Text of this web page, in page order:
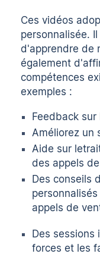
Ces vidéos
personnalisée.
d'apprendre de
également
compétences
exemples :
Feedback
Améliorez un
Aide sur le
des appels
Des conseils
appels de
Des
forces et les